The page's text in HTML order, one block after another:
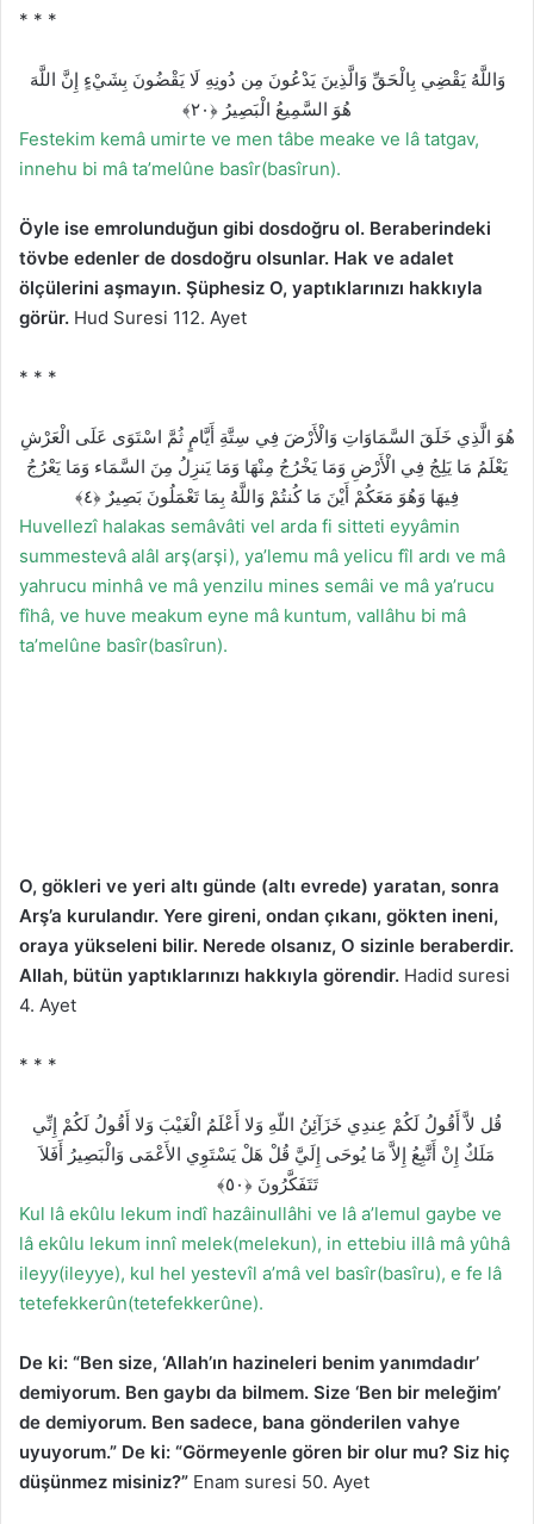
* * *
وَاللَّهُ يَقْضِي بِالْحَقِّ وَالَّذِينَ يَدْعُونَ مِن دُونِهِ لَا يَقْضُونَ بِشَيْءٍ إِنَّ اللَّهَ
هُوَ السَّمِيعُ الْبَصِيرُ ﴿٢٠﴾
Festekim kemâ umirte ve men tâbe meake ve lâ tatgav,
innehu bi mâ ta’melûne basîr(basîrun).
Öyle ise emrolunduğun gibi dosdoğru ol. Beraberindeki
tövbe edenler de dosdoğru olsunlar. Hak ve adalet
ölçülerini aşmayın. Şüphesiz O, yaptıklarınızı hakkıyla
görür. Hud Suresi 112. Ayet
* * *
هُوَ الَّذِي خَلَقَ السَّمَاوَاتِ وَالْأَرْضَ فِي سِتَّةِ أَيَّامٍ ثُمَّ اسْتَوَى عَلَى الْعَرْشِ
يَعْلَمُ مَا يَلِجُ فِي الْأَرْضِ وَمَا يَخْرُجُ مِنْهَا وَمَا يَنزِلُ مِنَ السَّمَاء وَمَا يَعْرُجُ
فِيهَا وَهُوَ مَعَكُمْ أَيْنَ مَا كُنتُمْ وَاللَّهُ بِمَا تَعْمَلُونَ بَصِيرٌ ﴿٤﴾
Huvellezî halakas semâvâti vel arda fi sitteti eyyâmin
summestevâ alâl arş(arşi), ya’lemu mâ yelicu fîl ardı ve mâ
yahrucu minhâ ve mâ yenzilu mines semâi ve mâ ya’rucu
fîhâ, ve huve meakum eyne mâ kuntum, vallâhu bi mâ
ta’melûne basîr(basîrun).
O, gökleri ve yeri altı günde (altı evrede) yaratan, sonra
Arş’a kurulandır. Yere gireni, ondan çıkanı, gökten ineni,
oraya yükseleni bilir. Nerede olsanız, O sizinle beraberdir.
Allah, bütün yaptıklarınızı hakkıyla görendir. Hadid suresi
4. Ayet
* * *
قُل لاَّ أَقُولُ لَكُمْ عِندِي خَزَآئِنُ اللّهِ وَلا أَعْلَمُ الْغَيْبَ وَلا أَقُولُ لَكُمْ إِنِّي
مَلَكٌ إِنْ أَتَّبِعُ إِلاَّ مَا يُوحَى إِلَيَّ قُلْ هَلْ يَسْتَوِي الأَعْمَى وَالْبَصِيرُ أَفَلاَ
تَتَفَكَّرُونَ ﴿٥٠﴾
Kul lâ ekûlu lekum indî hazâinullâhi ve lâ a’lemul gaybe ve
lâ ekûlu lekum innî melek(melekun), in ettebiu illâ mâ yûhâ
ileyy(ileyye), kul hel yestevîl a’mâ vel basîr(basîru), e fe lâ
tetefekkerûn(tetefekkerûne).
De ki: “Ben size, ‘Allah’ın hazineleri benim yanımdadır’
demiyorum. Ben gaybı da bilmem. Size ‘Ben bir meleğim’
de demiyorum. Ben sadece, bana gönderilen vahye
uyuyorum.” De ki: “Görmeyenle gören bir olur mu? Siz hiç
düşünmez misiniz?” Enam suresi 50. Ayet